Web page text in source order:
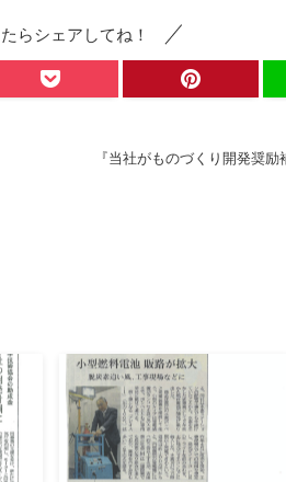
らシェアしてね！
『当社がものづくり開発奨